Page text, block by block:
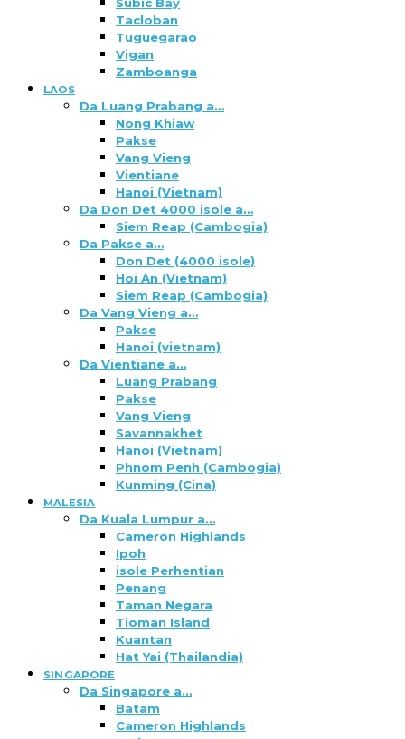
Tacloban
Tuguegarao
Vigan
Zamboanga
LAOS
Da Luang Prabang a…
Nong Khiaw
Pakse
Vang Vieng
Vientiane
Hanoi (Vietnam)
Da Don Det 4000 isole a…
Siem Reap (Cambogia)
Da Pakse a…
Don Det (4000 isole)
Hoi An (Vietnam)
Siem Reap (Cambogia)
Da Vang Vieng a…
Pakse
Hanoi (vietnam)
Da Vientiane a…
Luang Prabang
Pakse
Vang Vieng
Savannakhet
Hanoi (Vietnam)
Phnom Penh (Cambogia)
Kunming (Cina)
MALESIA
Da Kuala Lumpur a…
Cameron Highlands
Ipoh
isole Perhentian
Penang
Taman Negara
Tioman Island
Kuantan
Hat Yai (Thailandia)
SINGAPORE
Da Singapore a…
Batam
Cameron Highlands